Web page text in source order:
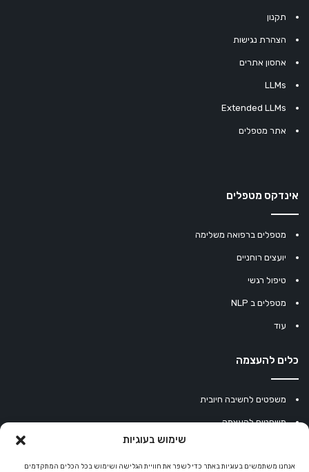
שימוש בעוגיות
אנחנו משתמשים בעוגיות באתר כדי לשפר את חוויית הגלישה ושימוש בכל הכלים המתקדמים
תקנון
הצהרת נגישות
אחסון אתרים
LLMs
Extended LLMs
אתר מטפלים
אינדקס מטפלים
מטפלים ברפואה משלימה
יועצים רוחניים
טיפול רגשי
מטפלים ב NLP
עוד
כלים להעצמה
משפטים לחשיבה חיובית
משפטים להעצמה
מחשבון נומרולוגיה